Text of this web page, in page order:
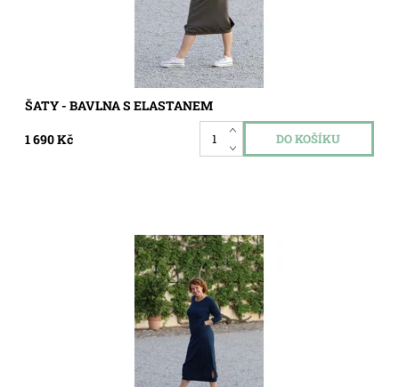
ŠATY - BAVLNA S ELASTANEM
1 690 Kč
Skladem
8216023